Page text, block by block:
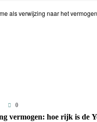
0
vermogen: hoe rijk is de